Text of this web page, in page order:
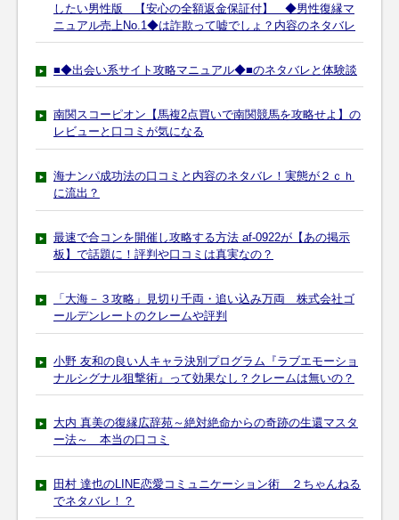
したい男性版 【安心の全額返金保証付】 ◆男性復縁マ
ニュアル売上No.1◆は詐欺って嘘でしょ？内容のネタバレ
■◆出会い系サイト攻略マニュアル◆■のネタバレと体験談
南関スコーピオン【馬複2点買いで南関競馬を攻略せよ】の
レビューと口コミが気になる
海ナンパ成功法の口コミと内容のネタバレ！実態が２ｃｈ
に流出？
最速で合コンを開催し攻略する方法 af-0922が【あの掲示
板】で話題に！評判や口コミは真実なの？
「大海－３攻略」見切り千両・追い込み万両 株式会社ゴ
ールデンレートのクレームや評判
小野 友和の良い人キャラ決別プログラム『ラブエモーショ
ナルシグナル狙撃術』って効果なし？クレームは無いの？
大内 真美の復縁広辞苑～絶対絶命からの奇跡の生還マスタ
ー法～ 本当の口コミ
田村 達也のLINE恋愛コミュニケーション術 ２ちゃんねる
でネタバレ！？